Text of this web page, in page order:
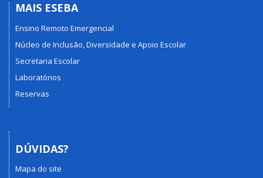
MAIS ESEBA
Ensino Remoto Emergencial
Núcleo de Inclusão, Diversidade e Apoio Escolar
Secretaria Escolar
Laboratórios
Reservas
DÚVIDAS?
Mapa do site